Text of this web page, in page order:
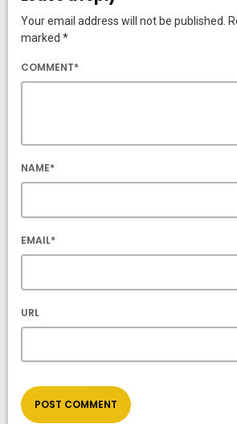
Your email address will not be published.
marked *
COMMENT*
NAME*
EMAIL*
URL